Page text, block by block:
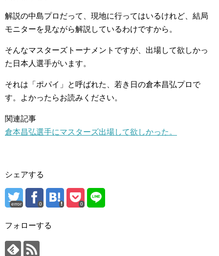
解説の中島プロだって、現地に行ってはいるけれど、結局
モニターを見ながら解説しているわけですから。
そんなマスターズトーナメントですが、出場して欲しかっ
た日本人選手がいます。
それは「ポパイ」と呼ばれた、若き日の倉本昌弘プロで
す。よかったらお読みください。
関連記事
倉本昌弘選手にマスターズ出場して欲しかった。
シェアする
error 0 0
フォローする